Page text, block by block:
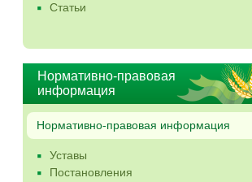
Статьи
Нормативно-правовая
информация
Нормативно-правовая информация
Уставы
Постановления